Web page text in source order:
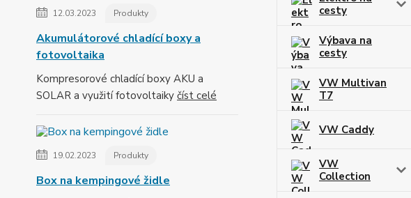
12.03.2023 Produkty
Akumulátorové chladící boxy a
fotovoltaika
Kompresorové chladící boxy AKU a
SOLAR a využití fotovoltaiky číst celé
19.02.2023 Produkty
Box na kempingové židle
cesty
Výbava na
cesty
VW Multivan
T7
VW Caddy
VW
Collection